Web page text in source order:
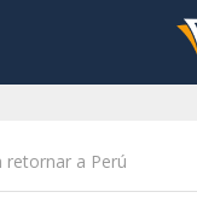
retornar a Perú